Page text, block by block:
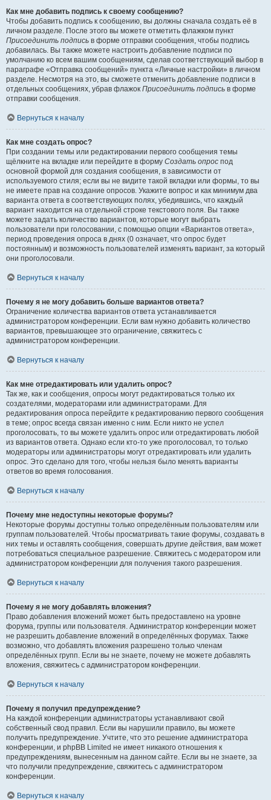
Как мне добавить подпись к своему сообщению?
Чтобы добавить подпись к сообщению, вы должны сначала создать её в
личном разделе. После этого вы можете отметить флажком пункт
Присоединить подпись в форме отправки сообщения, чтобы подпись
добавилась. Вы также можете настроить добавление подписи по
умолчанию ко всем вашим сообщениям, сделав соответствующий выбор в
параграфе «Отправка сообщений» пункта «Личные настройки» в личном
разделе. Несмотря на это, вы сможете отменить добавление подписи в
отдельных сообщениях, убрав флажок Присоединить подпись в форме
отправки сообщения.
Вернуться к началу
Как мне создать опрос?
При создании темы или редактировании первого сообщения темы
щёлкните на вкладке или перейдите в форму Создать опрос под
основной формой для создания сообщения, в зависимости от
используемого стиля; если вы не видите такой вкладки или формы, то вы
не имеете прав на создание опросов. Укажите вопрос и как минимум два
варианта ответа в соответствующих полях, убедившись, что каждый
вариант находится на отдельной строке текстового поля. Вы также
можете задать количество вариантов, которые могут выбрать
пользователи при голосовании, с помощью опции «Вариантов ответа»,
период проведения опроса в днях (0 означает, что опрос будет
постоянным) и возможность пользователей изменять вариант, за который
они проголосовали.
Вернуться к началу
Почему я не могу добавить больше вариантов ответа?
Ограничение количества вариантов ответа устанавливается
администратором конференции. Если вам нужно добавить количество
вариантов, превышающее это ограничение, свяжитесь с
администратором конференции.
Вернуться к началу
Как мне отредактировать или удалить опрос?
Так же, как и сообщения, опросы могут редактироваться только их
создателями, модераторами или администраторами. Для
редактирования опроса перейдите к редактированию первого сообщения
в теме; опрос всегда связан именно с ним. Если никто не успел
проголосовать, то вы можете удалить опрос или отредактировать любой
из вариантов ответа. Однако если кто-то уже проголосовал, то только
модераторы или администраторы могут отредактировать или удалить
опрос. Это сделано для того, чтобы нельзя было менять варианты
ответов во время голосования.
Вернуться к началу
Почему мне недоступны некоторые форумы?
Некоторые форумы доступны только определённым пользователям или
группам пользователей. Чтобы просматривать такие форумы, создавать в
них темы и оставлять сообщения, совершать другие действия, вам может
потребоваться специальное разрешение. Свяжитесь с модератором или
администратором конференции для получения такого разрешения.
Вернуться к началу
Почему я не могу добавлять вложения?
Право добавления вложений может быть предоставлено на уровне
форума, группы или пользователя. Администратор конференции может
не разрешить добавление вложений в определённых форумах. Также
возможно, что добавлять вложения разрешено только членам
определённых групп. Если вы не знаете, почему не можете добавлять
вложения, свяжитесь с администратором конференции.
Вернуться к началу
Почему я получил предупреждение?
На каждой конференции администраторы устанавливают свой
собственный свод правил. Если вы нарушили правило, вы можете
получить предупреждение. Учтите, что это решение администратора
конференции, и phpBB Limited не имеет никакого отношения к
предупреждениям, вынесенным на данном сайте. Если вы не знаете, за
что получили предупреждение, свяжитесь с администратором
конференции.
Вернуться к началу